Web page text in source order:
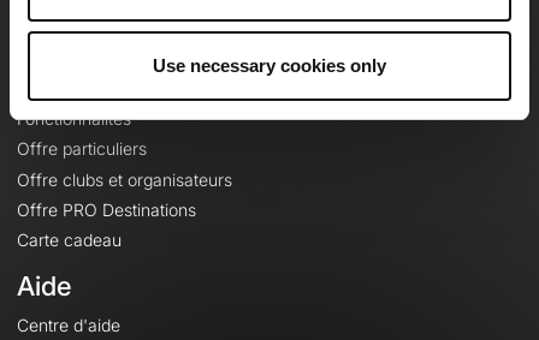
Use necessary cookies only
Fonctionnalités
Offre particuliers
Offre clubs et organisateurs
Offre PRO Destinations
Carte cadeau
Aide
Centre d'aide